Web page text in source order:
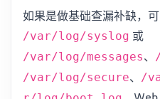
如果是做基础查漏补缺，
/var/log/syslog 或
/var/log/messages、
/var/log/secure、 /